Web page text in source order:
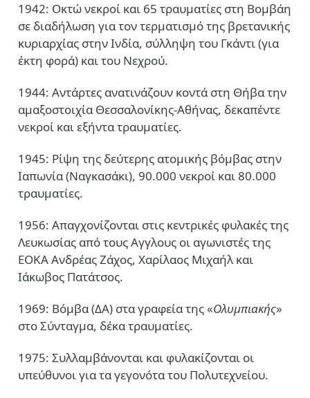
1942: Οκτώ νεκροί και 65 τραυματίες στη Βομβάη
σε διαδήλωση για τον τερματισμό της βρετανικής
κυριαρχίας στην Ινδία, σύλληψη του Γκάντι (για
έκτη φορά) και του Νεχρού.
1944: Αντάρτες ανατινάζουν κοντά στη Θήβα την
αμαξοστοιχία Θεσσαλονίκης-Αθήνας, δεκαπέντε
νεκροί και εξήντα τραυματίες.
1945: Ρίψη της δεύτερης ατομικής βόμβας στην
Ιαπωνία (Ναγκασάκι), 90.000 νεκροί και 80.000
τραυματίες.
1956: Απαγχονίζονται στις κεντρικές φυλακές της
Λευκωσίας από τους Αγγλους οι αγωνιστές της
ΕΟΚΑ Ανδρέας Ζάχος, Χαρίλαος Μιχαήλ και
Ιάκωβος Πατάτσος.
1969: Βόμβα (ΔΑ) στα γραφεία της «Ολυμπιακής»
στο Σύνταγμα, δέκα τραυματίες.
1975: Συλλαμβάνονται και φυλακίζονται οι
υπεύθυνοι για τα γεγονότα του Πολυτεχνείου.